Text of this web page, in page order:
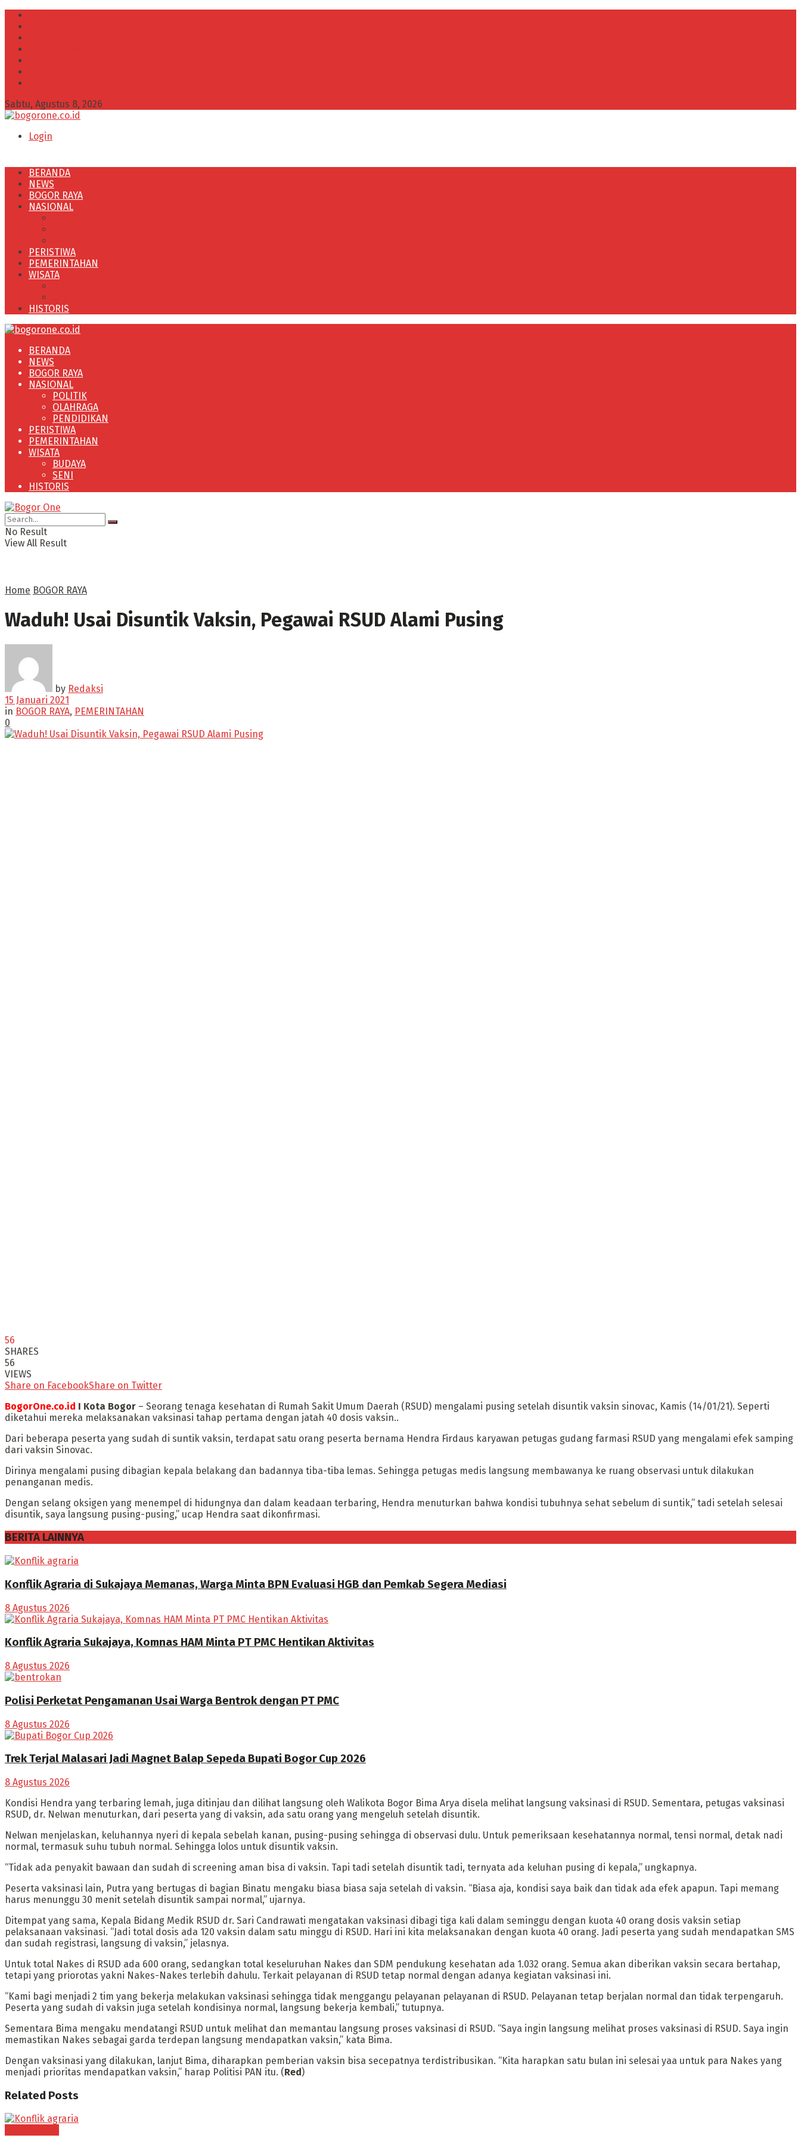
Sabtu, Agustus 8, 2026
Login
BERANDA
NEWS
BOGOR RAYA
NASIONAL
PERISTIWA
PEMERINTAHAN
WISATA
HISTORIS
BERANDA
NEWS
BOGOR RAYA
NASIONAL
POLITIK
OLAHRAGA
PENDIDIKAN
PERISTIWA
PEMERINTAHAN
WISATA
BUDAYA
SENI
HISTORIS
No Result
View All Result
Home BOGOR RAYA
Waduh! Usai Disuntik Vaksin, Pegawai RSUD Alami Pusing
by Redaksi
15 Januari 2021
in BOGOR RAYA, PEMERINTAHAN
0
56
SHARES
56
VIEWS
Share on FacebookShare on Twitter
BogorOne.co.id I Kota Bogor – Seorang tenaga kesehatan di Rumah Sakit Umum Daerah (RSUD) mengalami pusing setelah disuntik vaksin sinovac, Kamis (14/01/21). Seperti
diketahui mereka melaksanakan vaksinasi tahap pertama dengan jatah 40 dosis vaksin..
Dari beberapa peserta yang sudah di suntik vaksin, terdapat satu orang peserta bernama Hendra Firdaus karyawan petugas gudang farmasi RSUD yang mengalami efek samping
dari vaksin Sinovac.
Dirinya mengalami pusing dibagian kepala belakang dan badannya tiba-tiba lemas. Sehingga petugas medis langsung membawanya ke ruang observasi untuk dilakukan
penanganan medis.
Dengan selang oksigen yang menempel di hidungnya dan dalam keadaan terbaring, Hendra menuturkan bahwa kondisi tubuhnya sehat sebelum di suntik,” tadi setelah selesai
disuntik, saya langsung pusing-pusing,” ucap Hendra saat dikonfirmasi.
BERITA LAINNYA
Konflik Agraria di Sukajaya Memanas, Warga Minta BPN Evaluasi HGB dan Pemkab Segera Mediasi
8 Agustus 2026
Konflik Agraria Sukajaya, Komnas HAM Minta PT PMC Hentikan Aktivitas
8 Agustus 2026
Polisi Perketat Pengamanan Usai Warga Bentrok dengan PT PMC
8 Agustus 2026
Trek Terjal Malasari Jadi Magnet Balap Sepeda Bupati Bogor Cup 2026
8 Agustus 2026
Kondisi Hendra yang terbaring lemah, juga ditinjau dan dilihat langsung oleh Walikota Bogor Bima Arya disela melihat langsung vaksinasi di RSUD. Sementara, petugas vaksinasi
RSUD, dr. Nelwan menuturkan, dari peserta yang di vaksin, ada satu orang yang mengeluh setelah disuntik.
Nelwan menjelaskan, keluhannya nyeri di kepala sebelah kanan, pusing-pusing sehingga di observasi dulu. Untuk pemeriksaan kesehatannya normal, tensi normal, detak nadi
normal, termasuk suhu tubuh normal. Sehingga lolos untuk disuntik vaksin.
“Tidak ada penyakit bawaan dan sudah di screening aman bisa di vaksin. Tapi tadi setelah disuntik tadi, ternyata ada keluhan pusing di kepala,” ungkapnya.
Peserta vaksinasi lain, Putra yang bertugas di bagian Binatu mengaku biasa biasa saja setelah di vaksin. “Biasa aja, kondisi saya baik dan tidak ada efek apapun. Tapi memang
harus menunggu 30 menit setelah disuntik sampai normal,” ujarnya.
Ditempat yang sama, Kepala Bidang Medik RSUD dr. Sari Candrawati mengatakan vaksinasi dibagi tiga kali dalam seminggu dengan kuota 40 orang dosis vaksin setiap
pelaksanaan vaksinasi. “Jadi total dosis ada 120 vaksin dalam satu minggu di RSUD. Hari ini kita melaksanakan dengan kuota 40 orang. Jadi peserta yang sudah mendapatkan SMS
dan sudah registrasi, langsung di vaksin,” jelasnya.
Untuk total Nakes di RSUD ada 600 orang, sedangkan total keseluruhan Nakes dan SDM pendukung kesehatan ada 1.032 orang. Semua akan diberikan vaksin secara bertahap,
tetapi yang priorotas yakni Nakes-Nakes terlebih dahulu. Terkait pelayanan di RSUD tetap normal dengan adanya kegiatan vaksinasi ini.
“Kami bagi menjadi 2 tim yang bekerja melakukan vaksinasi sehingga tidak menggangu pelayanan pelayanan di RSUD. Pelayanan tetap berjalan normal dan tidak terpengaruh.
Peserta yang sudah di vaksin juga setelah kondisinya normal, langsung bekerja kembali,” tutupnya.
Sementara Bima mengaku mendatangi RSUD untuk melihat dan memantau langsung proses vaksinasi di RSUD. “Saya ingin langsung melihat proses vaksinasi di RSUD. Saya ingin
memastikan Nakes sebagai garda terdepan langsung mendapatkan vaksin,” kata Bima.
Dengan vaksinasi yang dilakukan, lanjut Bima, diharapkan pemberian vaksin bisa secepatnya terdistribusikan. “Kita harapkan satu bulan ini selesai yaa untuk para Nakes yang
menjadi prioritas mendapatkan vaksin,” harap Politisi PAN itu. (Red)
Related Posts